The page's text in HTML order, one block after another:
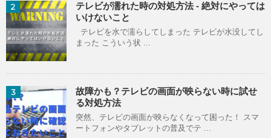
2
テレビが濡れた時の対処方法 - 絶対にやっては
いけないこと
テレビを水で濡らしてしまった テレビが水没してし
まった こういう状 ...
3
故障かも？テレビの画面が映らない時に試せ
る対処方法
突然、テレビの画面が映らなくなって困った！ スマ
ートフォンやタブレットの普及でテ ...